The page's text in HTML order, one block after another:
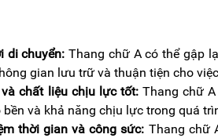
di chuyển:Thang chữ A có thể gập
gian lưu trữ và thuận tiện cho
và chất liệu chịu lực tốt:Thang chữ A
bền và khả năng chịu lực trong quá
thời gian và công sức: Thang chữ